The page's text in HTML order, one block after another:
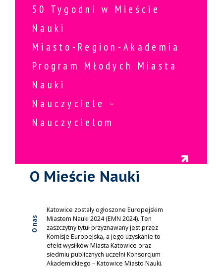
50 Tygodni w Mieście
Nauki
Miasto-Region-Akademia
Program Młodych Miasta
Nauki
Nauczyciele –
Nauczycielom
O Mieście Nauki
O nas
Katowice zostały ogłoszone Europejskim
Miastem Nauki 2024 (EMN 2024). Ten
zaszczytny tytuł przyznawany jest przez
Komisje Europejską, a jego uzyskanie to
efekt wysiłków Miasta Katowice oraz
siedmiu publicznych uczelni Konsorcjum
Akademickiego – Katowice Miasto Nauki.